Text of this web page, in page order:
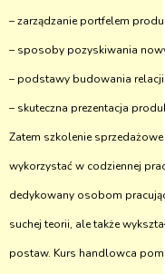
– zarządzanie portfelem
– sposoby pozyskiwania
– podstawy budowania relacji
– skuteczna prezentacja
Zatem szkolenie
wykorzystać w codziennej
dedykowany osobom
suchej teorii, ale także
postaw. Kurs handlowca